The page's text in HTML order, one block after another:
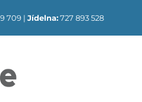
709 | Jídelna:727 893 528